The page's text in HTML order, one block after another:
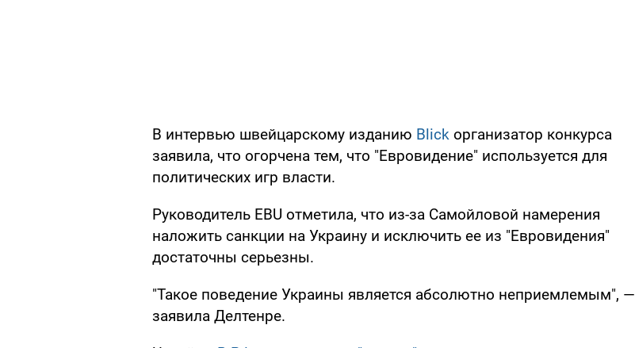
В интервью швейцарскому изданию Blick организатор конкурса
заявила, что огорчена тем, что "Евровидение" используется для
политических игр власти.
Руководитель EBU отметила, что из-за Самойловой намерения
наложить санкции на Украину и исключить ее из "Евровидения"
достаточны серьезны.
"Такое поведение Украины является абсолютно неприемлемым", —
заявила Делтенре.